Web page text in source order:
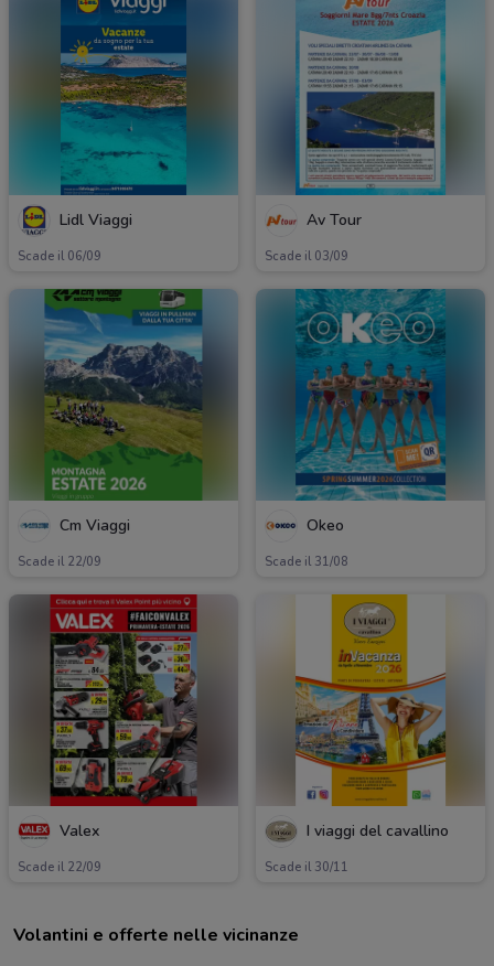
Lidl Viaggi
Scade il 06/09
Av Tour
Scade il 03/09
Cm Viaggi
Scade il 22/09
Okeo
Scade il 31/08
Valex
Scade il 22/09
I viaggi del cavallino
Scade il 30/11
Volantini e offerte nelle vicinanze